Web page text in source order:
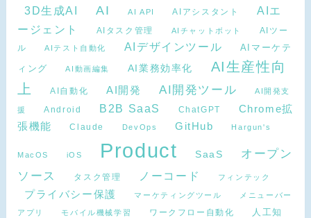
3D生成AI AI AI API AIアシスタント
AIエ
ージェント
AIタスク管理 AIチャットボット
AIツー
ル
AIテスト自動化 AIデザインツール
AIマーケテ
ィング
AI動画編集 AI業務効率化
AI生産性向
上
AI自動化 AI開発 AI開発ツール AI開発支
援 Android B2B SaaS ChatGPT
Chrome拡
張機能
Claude DevOps GitHub Hargun's
MacOS iOS Product SaaS
オープン
ソース
タスク管理 ノーコード フィンテック
プライバシー保護 マーケティングツール メニューバー
アプリ モバイル機械学習 ワークフロー自動化
人工知